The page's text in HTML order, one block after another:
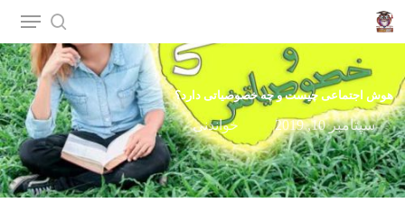
هوش اجتماعی چیست و چه خصوصیاتی دارد؟
سپتامبر 10, 2019 خواندنی